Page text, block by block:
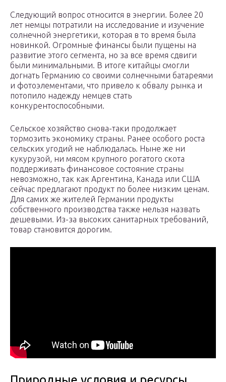
Следующий вопрос относится в энергии. Более 20
лет немцы потратили на исследование и изучение
солнечной энергетики, которая в то время была
новинкой. Огромные финансы были пущены на
развитие этого сегмента, но за все время сдвиги
были минимальными. В итоге китайцы смогли
догнать Германию со своими солнечными батареями
и фотоэлементами, что привело к обвалу рынка и
потопило надежду немцев стать
конкурентоспособными.
Сельское хозяйство снова-таки продолжает
тормозить экономику страны. Ранее особого роста
сельских угодий не наблюдалась. Ныне же ни
кукурузой, ни мясом крупного рогатого скота
поддерживать финансовое состояние страны
невозможно, так как Аргентина, Канада или США
сейчас предлагают продукт по более низким ценам.
Для самих же жителей Германии продукты
собственного производства также нельзя назвать
дешевыми. Из-за высоких санитарных требований,
товар становится дорогим.